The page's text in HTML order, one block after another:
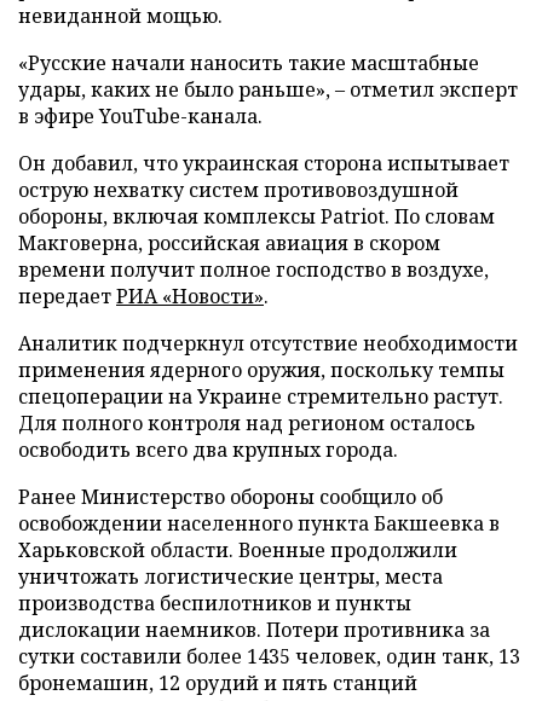
невиданной мощью.
«Русские начали наносить такие масштабные
удары, каких не было раньше», – отметил эксперт
в эфире YouTube-канала.
Он добавил, что украинская сторона испытывает
острую нехватку систем противовоздушной
обороны, включая комплексы Patriot. По словам
Макговерна, российская авиация в скором
времени получит полное господство в воздухе,
передаетРИА «Новости».
Аналитик подчеркнул отсутствие необходимости
применения ядерного оружия, поскольку темпы
спецоперации на Украине стремительно растут.
Для полного контроля над регионом осталось
освободить всего два крупных города.
Ранее Министерство обороны сообщило об
освобождении населенного пункта Бакшеевка в
Харьковской области. Военные продолжили
уничтожать логистические центры, места
производства беспилотников и пункты
дислокации наемников. Потери противника за
сутки составили более 1435 человек, один танк, 13
бронемашин, 12 орудий и пять станций